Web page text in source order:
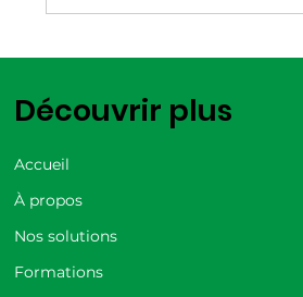
Découvrir plus
Accueil
À propos
Nos solutions
Formations